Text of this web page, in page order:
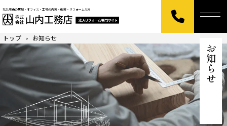
北九州市の店舗・オフィス・工場の内装・改装・リフォームなら
お知らせ
トップ > お知らせ